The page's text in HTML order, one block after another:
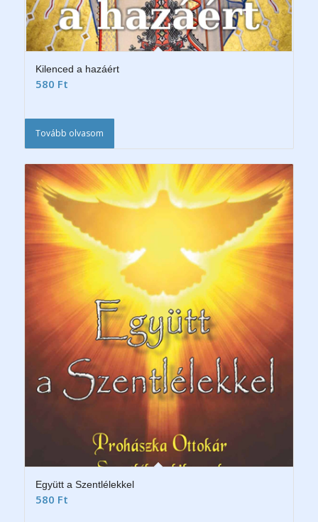
Kilenced a hazáért
580 Ft
Tovább olvasom
Együtt a Szentlélekkel
580 Ft